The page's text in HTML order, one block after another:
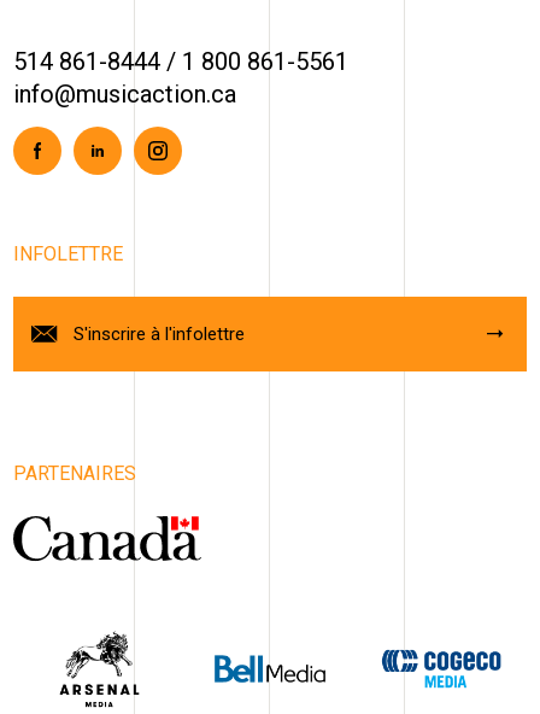
514 861-8444 / 1 800 861-5561
info@musicaction.ca
FacebookLinkedinInstagram
INFOLETTRE
S'inscrire à l'infolettre
PARTENAIRES